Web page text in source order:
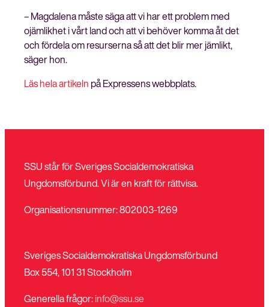
– Magdalena måste säga att vi har ett problem med
ojämlikhet i vårt land och att vi behöver komma åt det
och fördela om resurserna så att det blir mer jämlikt,
säger hon.
Läs hela artikeln på Expressens webbplats.
SSU står för Sveriges Socialdemokratiska
Ungdomsförbund. Vi är en kraft för rättvisa.
Organisationsnummer: 802003-1269
Sveriges Socialdemokratiska Ungdomsförbund
Box 554, 101 31 Stockholm
Generella frågor:info@ssu.se